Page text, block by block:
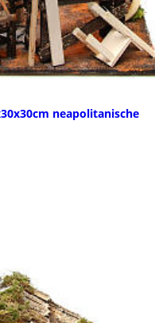
neapolitanische